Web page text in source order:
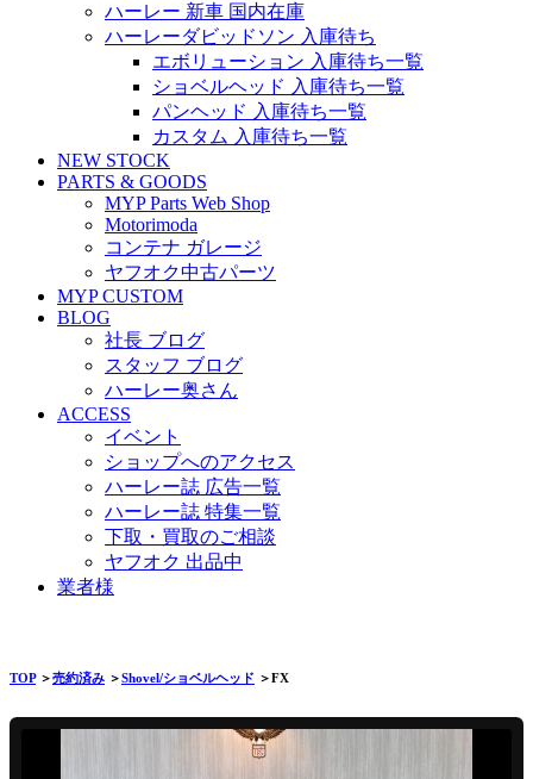
ハーレー 新車 国内在庫
ハーレーダビッドソン 入庫待ち
エボリューション 入庫待ち一覧
ショベルヘッド 入庫待ち一覧
パンヘッド 入庫待ち一覧
カスタム 入庫待ち一覧
NEW STOCK
PARTS & GOODS
MYP Parts Web Shop
Motorimoda
コンテナ ガレージ
ヤフオク中古パーツ
MYP CUSTOM
BLOG
社長 ブログ
スタッフ ブログ
ハーレー奥さん
ACCESS
イベント
ショップへのアクセス
ハーレー誌 広告一覧
ハーレー誌 特集一覧
下取・買取のご相談
ヤフオク 出品中
業者様
TOP＞売約済み ＞Shovel/ショベルヘッド ＞FX